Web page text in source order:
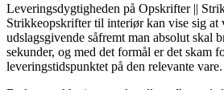
Leveringsdygtigheden på Opskrifter ||
Strikkeopskrifter til interiør kan vise sig at
udslagsgivende såfremt man absolut skal
sekunder, og med det formål er det skam
leveringstidspunktet på den relevante vare.